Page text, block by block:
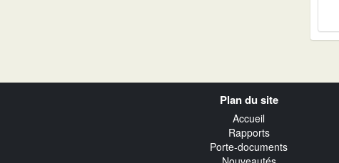
Plan du site
Accueil
Rapports
Porte-documents